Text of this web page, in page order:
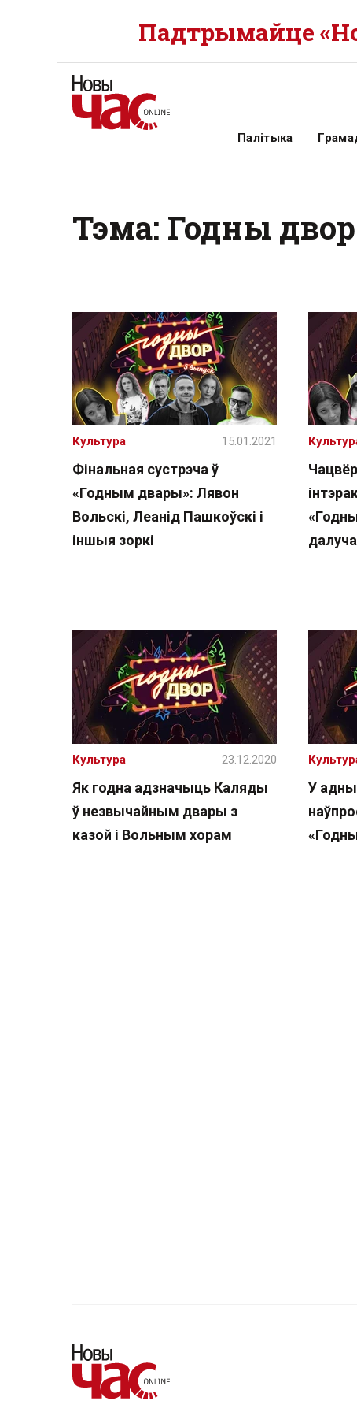
Падтрымайце
Палітыка
Тэма: Годны двор
Фінальная сустрэча ў
«Годным двары»: Лявон
Вольскі, Леанід Пашкоўскі і
іншыя зоркі
Культура 15.01.2021
Як годна адзначыць Каляды
ў незвычайным двары з
казой і Вольным хорам
Культура 23.12.2020
У